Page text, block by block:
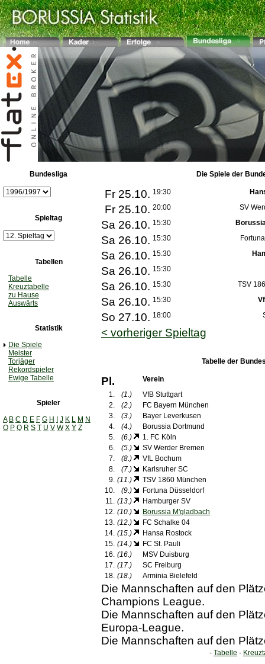
Bundesliga
Spieltag
Tabellen
Tabelle
Kreuztabelle
zu Hause
Auswärts
Statistik
Die Spiele
Meister
Torjäger
Rekordspieler
Ewige Tabelle
Spieler
A B C D E F G H J K L M N
O P Q R S T U V W X Y Z
Die Spiele der
Fr 25.10. 19:30
Fr 25.10. 20:00 SV
Sa 26.10. 15:30
Sa 26.10. 15:30
Sa 26.10. 15:30
Sa 26.10. 15:30
Sa 26.10. 15:30 TSV
Sa 26.10. 15:30
So 27.10. 18:00
< vorheriger Spieltag
Tabelle der
Pl.
Verein
1.
(1.)
VfB Stuttgart
2.
(2.)
FC Bayern München
3.
(3.)
Bayer Leverkusen
4.
(4.)
Borussia Dortmund
5.
(6.)
1. FC Köln
6.
(5.)
SV Werder Bremen
7.
(8.)
VfL Bochum
8.
(7.)
Karlsruher SC
9. (11.)
TSV 1860 München
10.
(9.)
Fortuna Düsseldorf
11. (13.)
Hamburger SV
12. (10.)
Borussia M'gladbach
13. (12.)
FC Schalke 04
14. (15.)
Hansa Rostock
15. (14.)
FC St. Pauli
16. (16.)
MSV Duisburg
17. (17.)
SC Freiburg
18. (18.) Arminia Bielefeld
Die Mannschaften auf den
Champions League.
Die Mannschaften auf den
Europa-League.
Die Mannschaften auf den
- Tabelle -